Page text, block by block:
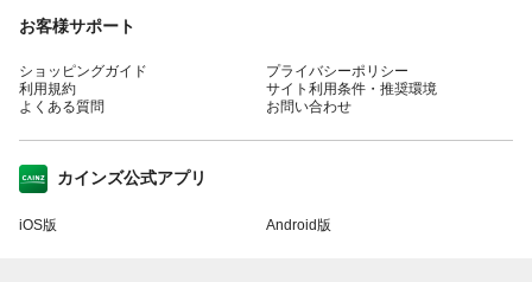
お客様サポート
ショッピングガイド
利用規約
よくある質問
プライバシーポリシー
サイト利用条件・推奨環境
お問い合わせ
カインズ公式アプリ
iOS版 Android版